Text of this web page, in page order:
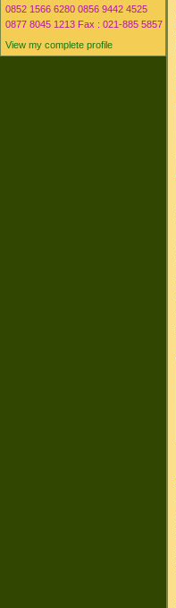
0852 1566 6280 0856 9442 4525
0877 8045 1213 Fax : 021-885 5857
View my complete profile